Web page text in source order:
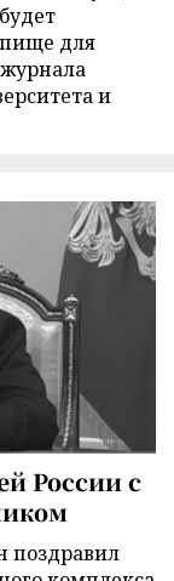
пище для
и
России с
поздравил